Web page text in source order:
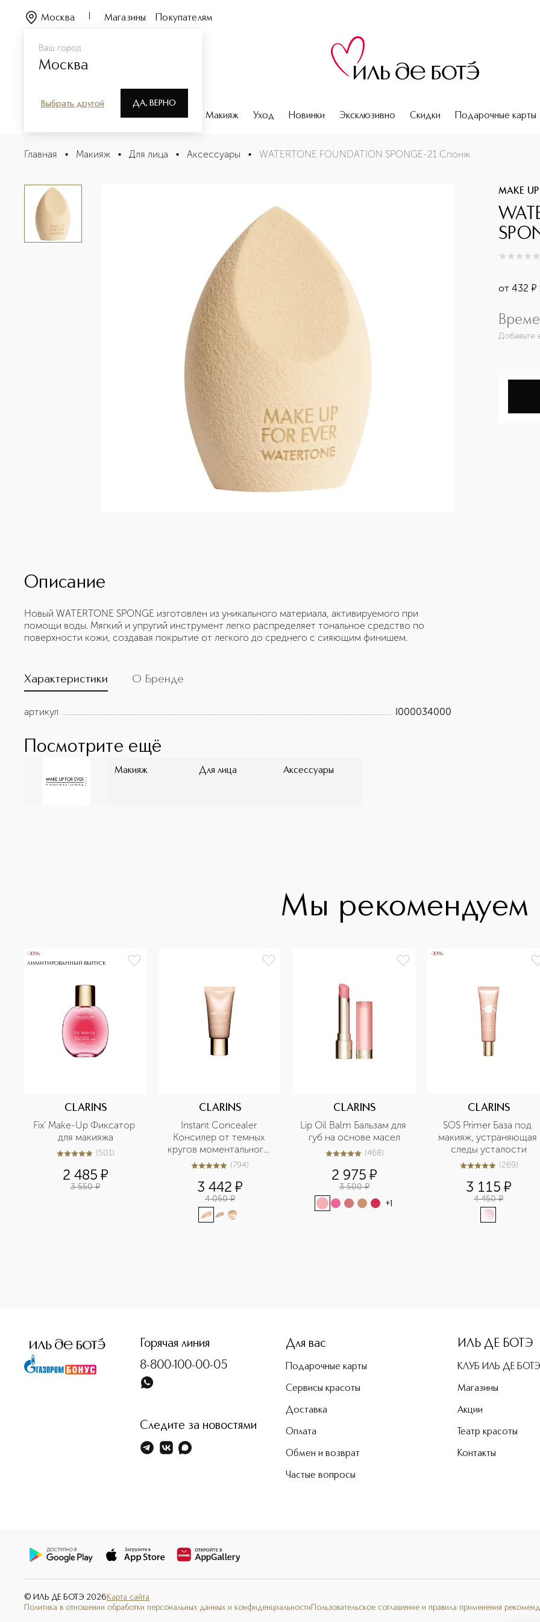
Ваш город
Москва
Выбрать другой ДА, ВЕРНО
Москва Магазины Покупателям
Парфюмерия Макияж Уход Новинки Эксклюзивно Скидки Подарочные карты
WATERTONE FOUNDATION SPONGE-21 Спонж
Главная • Макияж • Для лица • Аксессуары • WATERTONE FOUNDATION SPONGE-21 Спонж
MAKE UP
0из 0
от432 ¤
Добавьте
Описание
Новый WATERTONE SPONGE изготовлен из уникального материала, активируемого при
помощи воды. Мягкий и упругий инструмент легко распределяет тональное средство по
поверхности кожи, создавая покрытие от легкого до среднего с сияющим финишем.
Характеристики О Бренде
артикул I000034000
Посмотрите ещё
Макияж Для лица Аксессуары
Мы рекомендуем
-30%
ЛИМИТИРОВАННЫЙ ВЫПУСК
CLARINS
Fix' Make-Up Фиксатор
для макияжа
5из 5501 (501)
2 485 ¤
3 550 ¤
CLARINS
Instant Concealer
Консилер от темных
кругов моментального
действия SPF15
5из 5794 (794)
3 442 ¤
4 050 ¤
CLARINS
Lip Oil Balm Бальзам для
губ на основе масел
4.9из5468 (468)
2 975 ¤
3 500 ¤
+1
-30%
CLARINS
SOS Primer База под
макияж, устраняющая
следы усталости
4.9из5269 (269)
3 115 ¤
4 450 ¤
Горячая линия
8-800-100-00-05
Следите за новостями
Для вас
Подарочные карты
Сервисы красоты
Доставка
Оплата
Обмен и возврат
Частые вопросы
ИЛЬ ДЕ БОТЭ
КЛУБ ИЛЬ ДЕ БОТЭ
Магазины
Акции
Театр красоты
Контакты
© ИЛЬ ДЕ БОТЭ 2026 Карта сайта
Политика в отношении обработки персональных данных и конфиденциальности Пользовательское соглашение и правила применения